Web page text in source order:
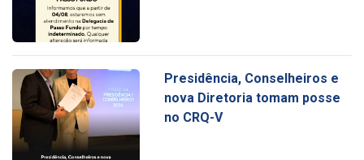
Presidência, Conselheiros e
nova Diretoria tomam posse
no CRQ-V